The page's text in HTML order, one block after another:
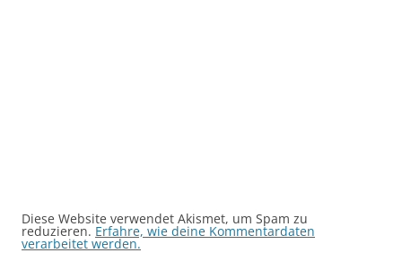
Diese Website verwendet Akismet, um Spam zu
reduzieren. Erfahre, wie deine Kommentardaten
verarbeitet werden.